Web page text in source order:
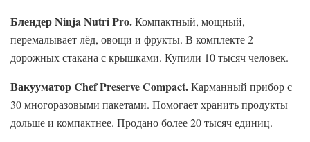
Блендер Ninja Nutri Pro.Компактный, мощный,
перемалывает лёд, овощи и фрукты. В комплекте 2
дорожных стакана с крышками. Купили 10 тысяч человек.
Вакууматор Chef Preserve Compact.Карманный прибор с
30 многоразовыми пакетами. Помогает хранить продукты
дольше и компактнее. Продано более 20 тысяч единиц.